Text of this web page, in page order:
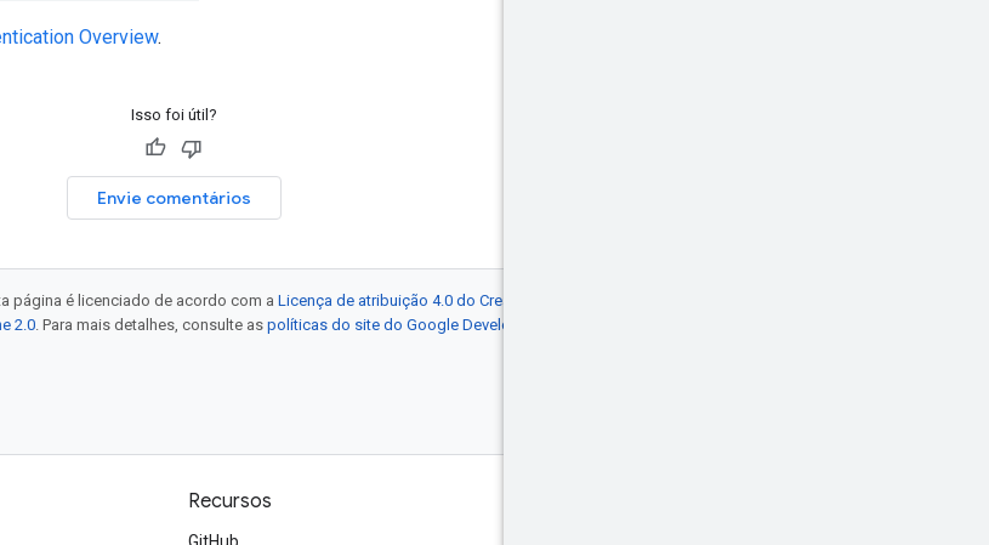
Overview.
Isso foi útil?
Envie comentários
página é licenciado de acordo com a Licença de atribuição 4.0 do Creative Commons
2.0. Para mais detalhes, consulte as políticas do site do Google Developers
Recursos